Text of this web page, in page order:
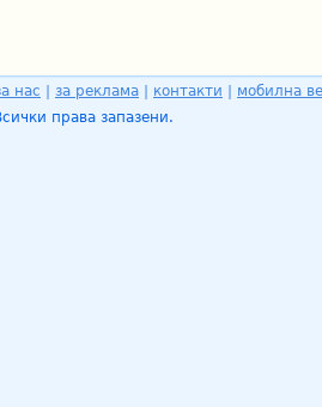
нас за реклама контакти
мобилна
права запазени.